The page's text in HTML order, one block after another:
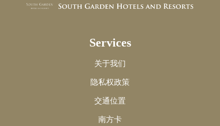
Services
关于我们
隐私权政策
交通位置
南方卡